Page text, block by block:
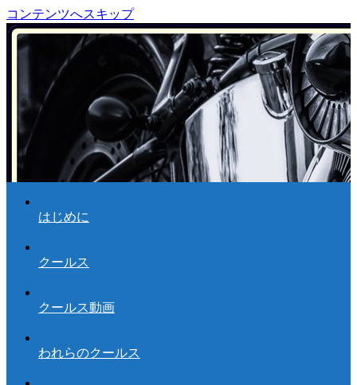
コンテンツへスキップ
はじめに
クールス
クールス動画
われらのクールス